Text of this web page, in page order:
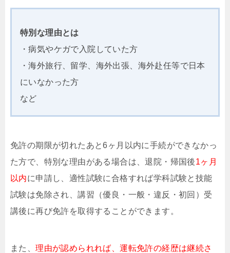
特別な理由とは
・病気やケガで入院していた方
・海外旅行、留学、海外出張、海外赴任等で日本
にいなかった方
など
免許の期限が切れたあと6ヶ月以内に手続ができなかっ
た方で、特別な理由がある場合は、退院・帰国後1ヶ月
以内に申請し、適性試験に合格すれば学科試験と技能
試験は免除され、講習（優良・一般・違反・初回）受
講後に再び免許を取得することができます。
また、理由が認められれば、運転免許の経歴は継続さ